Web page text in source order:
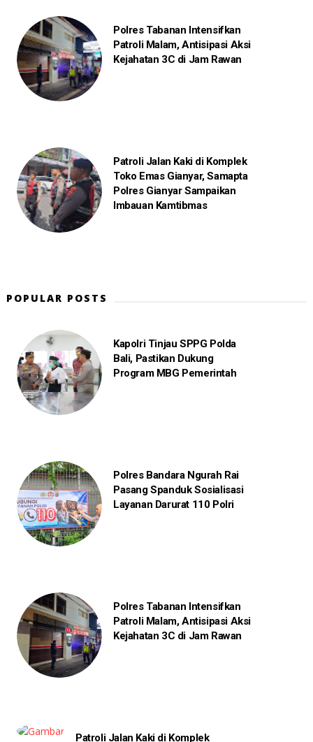
Polres Tabanan Intensifkan
Patroli Malam, Antisipasi Aksi
Kejahatan 3C di Jam Rawan
Patroli Jalan Kaki di Komplek
Toko Emas Gianyar, Samapta
Polres Gianyar Sampaikan
Imbauan Kamtibmas
POPULAR POSTS
Kapolri Tinjau SPPG Polda
Bali, Pastikan Dukung
Program MBG Pemerintah
Polres Bandara Ngurah Rai
Pasang Spanduk Sosialisasi
Layanan Darurat 110 Polri
Polres Tabanan Intensifkan
Patroli Malam, Antisipasi Aksi
Kejahatan 3C di Jam Rawan
Patroli Jalan Kaki di Komplek